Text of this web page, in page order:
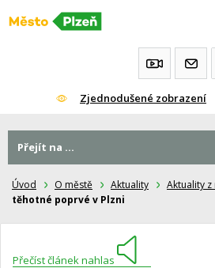
Přeskočit
Zjednodušené zobrazení
Úvod O městě Aktuality Aktuality z
těhotné poprvé v Plzni
Přečíst článek nahlas
Přejít na ...